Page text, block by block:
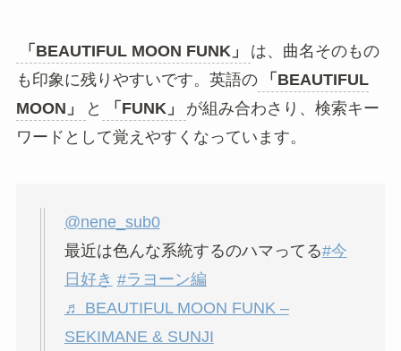
「BEAUTIFUL MOON FUNK」
は、曲名そのもの
も印象に残りやすいです。英語の
「BEAUTIFUL
MOON」
と 「FUNK」
が組み合わさり、検索キー
ワードとして覚えやすくなっています。
@nene_sub0
最近は色んな系統するのハマってる#今
日好き #ラヨーン編
♬ BEAUTIFUL MOON FUNK –
SEKIMANE & SUNJI